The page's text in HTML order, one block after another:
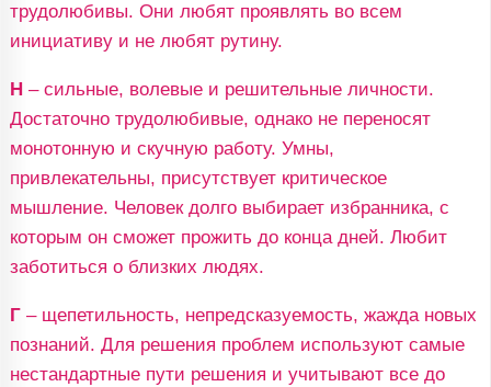
трудолюбивы. Они любят проявлять во всем
инициативу и не любят рутину.
Н– сильные, волевые и решительные личности.
Достаточно трудолюбивые, однако не переносят
монотонную и скучную работу. Умны,
привлекательны, присутствует критическое
мышление. Человек долго выбирает избранника, с
которым он сможет прожить до конца дней. Любит
заботиться о близких людях.
Г– щепетильность, непредсказуемость, жажда новых
познаний. Для решения проблем используют самые
нестандартные пути решения и учитывают все до